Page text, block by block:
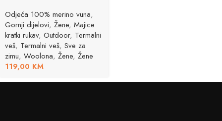
Odjeća 100% merino vuna,
Gornji dijelovi, Žene, Majice
kratki rukav, Outdoor, Termalni
veš, Termalni veš, Sve za
zimu, Woolona, Žene, Žene
119,00 KM